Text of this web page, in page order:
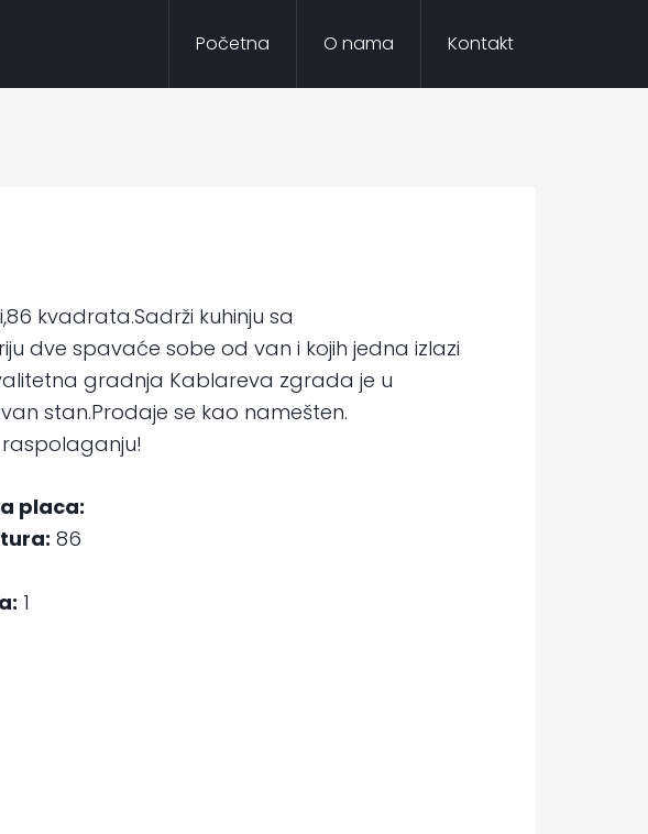
Početna O nama Kontakt
kvadrata.Sadrži kuhinju sa
dve spavaće sobe od van i kojih jedna izlazi
gradnja Kablareva zgrada je u
stan.Prodaje se kao namešten.
raspolaganju!
placa:
86
1